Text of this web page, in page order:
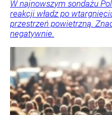
W najnowszym sondażu
reakcji władz po
przestrzeń powietrzną.
negatywnie.